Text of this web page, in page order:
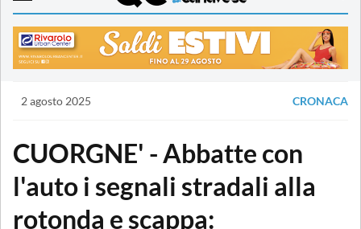
2 agosto 2025 CRONACA
CUORGNE' - Abbatte con
l'auto i segnali stradali alla
rotonda e scappa: